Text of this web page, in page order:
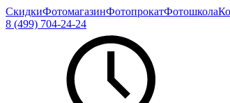
СкидкиФотомагазинФотопрокатФотошкола
8 (499) 704-24-24